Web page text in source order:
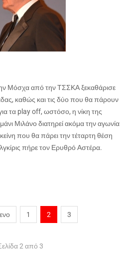
Μόσχα από την ΤΣΣΚΑ ξεκαθάρισε
καθώς και τις δύο που θα πάρουν
τα playoff, ωστόσο, η νίκη της
Μιλάνο διατηρεί ακόμα την αγωνία
που θα πάρει την τέταρτη θέση
πήρε τον Ερυθρό Αστέρα.
1 2 3
2 από 3